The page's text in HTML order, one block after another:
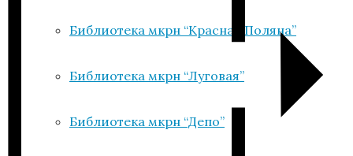
Библиотека мкрн “Красная Поляна”
Библиотека мкрн “Луговая”
Библиотека мкрн “Депо”